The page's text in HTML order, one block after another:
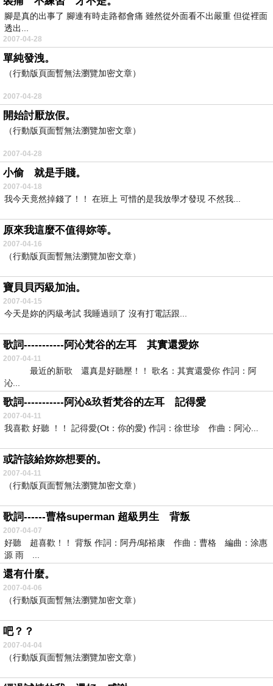
腳是真的出事了 腳連有時走路都會痛 雖然從外面看不出嚴重 但從裡面
透出...
2007-04-28
單純發洩。
（行動版頁面暫無法瀏覽加密文章）
2007-04-28
開始討厭放假。
（行動版頁面暫無法瀏覽加密文章）
2007-04-28
小偷 就是手賤。
2007-04-18
我今天竟然掉錢了！！ 在班上 可惜的是我放學才發現 不然我...
原來我這麼不值得妳等。
2007-04-16
（行動版頁面暫無法瀏覽加密文章）
寶貝貝丙級加油。
2007-04-15
今天是妳的丙級考試 我睡過頭了 沒有打電話跟...
歌詞-----------阿沁梵谷的左耳 其實還愛妳
2007-04-11
最近的新歌 還真是好聽壓！！ 歌名：其實還愛你 作詞：阿
沁...
歌詞-----------阿沁&玖哲梵谷的左耳 記得愛
2007-04-11
我喜歡 好聽 ！！ 記得愛(Ot：你的愛) 作詞：徐世珍 作曲：阿沁...
或許該給妳妳想要的。
2007-04-11
（行動版頁面暫無法瀏覽加密文章）
歌詞------曹格superman 超級男生 背叛
2007-04-07
好聽 超喜歡！！ 背叛 作詞：阿丹/鄔裕康 作曲：曹格 編曲：涂惠
源 雨 ...
還有什麼。
2007-04-06
（行動版頁面暫無法瀏覽加密文章）
吧？？
2007-04-04
（行動版頁面暫無法瀏覽加密文章）